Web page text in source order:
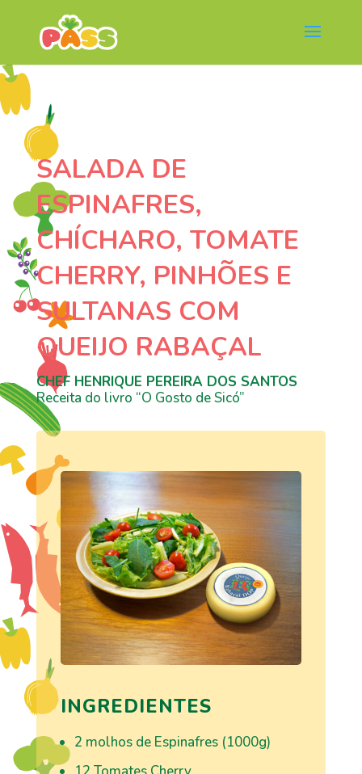
SALADA DE
ESPINAFRES,
CHÍCHARO, TOMATE
CHERRY, PINHÕES E
SULTANAS COM
QUEIJO RABAÇAL
CHEF HENRIQUE PEREIRA DOS SANTOS
Receita do livro “O Gosto de Sicó”
INGREDIENTES
2 molhos de Espinafres (1000g)